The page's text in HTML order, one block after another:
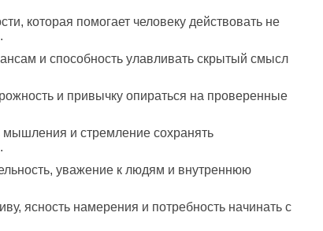
которая помогает человеку действовать не
и способность улавливать скрытый смысл
и привычку опираться на проверенные
мышления и стремление сохранять
уважение к людям и внутреннюю
ясность намерения и потребность начинать с